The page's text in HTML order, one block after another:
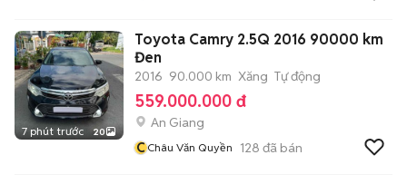
7 phút trước 20
Toyota Camry 2.5Q 2016 90000 km
Đen
2016 90.000 km Xăng Tự động
559.000.000 đ
An Giang
CChâu Văn Quyền 128 đã bán